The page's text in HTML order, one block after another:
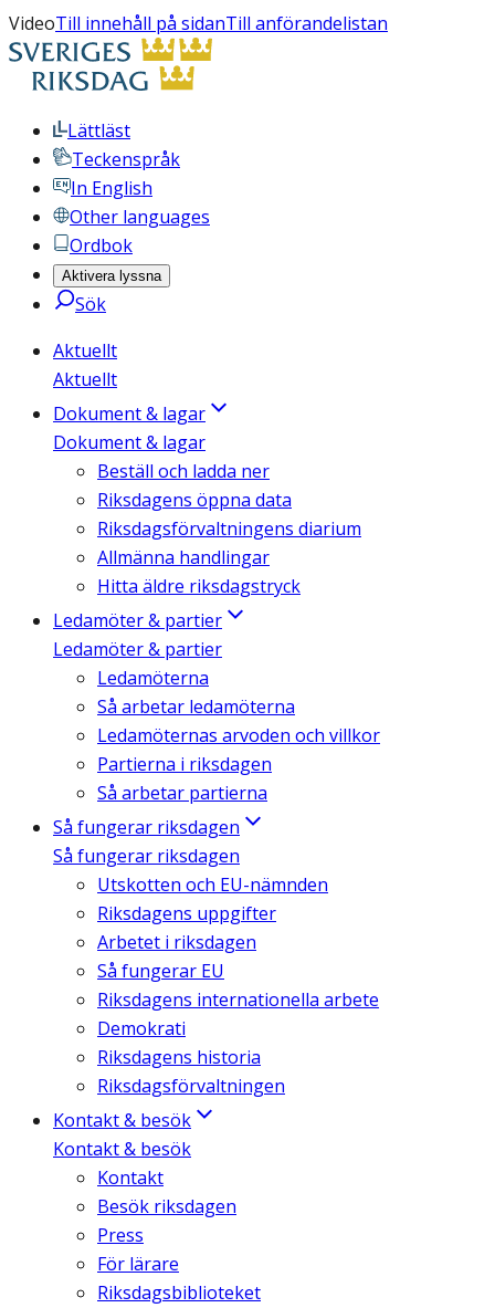
VideoTill innehåll på sidanTill anförandelistan
Lättläst
Teckenspråk
In English
Other languages
Ordbok
Aktivera lyssna
Sök
Aktuellt
Aktuellt
Dokument & lagar
Dokument & lagar
Beställ och ladda ner
Riksdagens öppna data
Riksdagsförvaltningens diarium
Allmänna handlingar
Hitta äldre riksdagstryck
Ledamöter & partier
Ledamöter & partier
Ledamöterna
Så arbetar ledamöterna
Ledamöternas arvoden och villkor
Partierna i riksdagen
Så arbetar partierna
Så fungerar riksdagen
Så fungerar riksdagen
Utskotten och EU-nämnden
Riksdagens uppgifter
Arbetet i riksdagen
Så fungerar EU
Riksdagens internationella arbete
Demokrati
Riksdagens historia
Riksdagsförvaltningen
Kontakt & besök
Kontakt & besök
Kontakt
Besök riksdagen
Press
För lärare
Riksdagsbiblioteket